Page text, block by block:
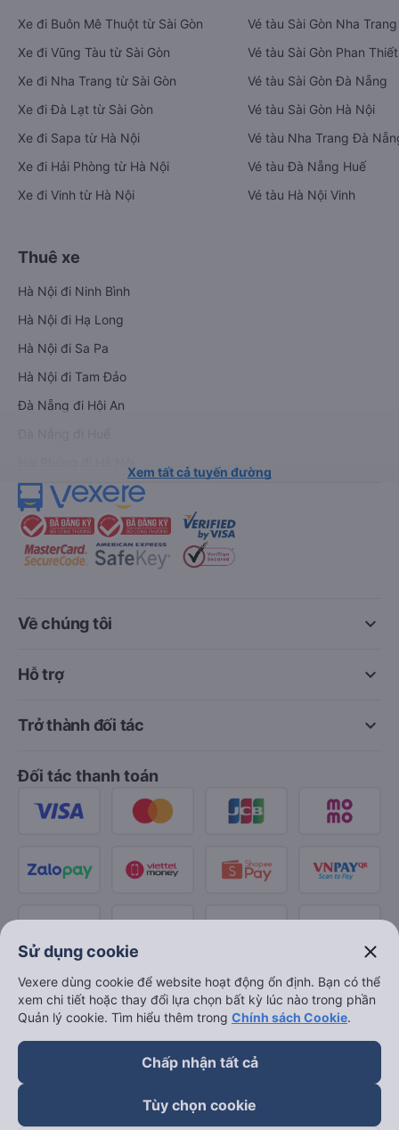
Xe đi Buôn Mê Thuột từ Sài Gòn
Xe đi Vũng Tàu từ Sài Gòn
Xe đi Nha Trang từ Sài Gòn
Xe đi Đà Lạt từ Sài Gòn
Xe đi Sapa từ Hà Nội
Xe đi Hải Phòng từ Hà Nội
Xe đi Vinh từ Hà Nội
Vé tàu Sài Gòn Nha Trang
Vé tàu Sài Gòn Phan Thiết
Vé tàu Sài Gòn Đà Nẵng
Vé tàu Sài Gòn Hà Nội
Vé tàu Nha Trang Đà
Vé tàu Đà Nẵng Huế
Vé tàu Hà Nội Vinh
Thuê xe
Hà Nội đi Ninh Bình
Hà Nội đi Hạ Long
Hà Nội đi Sa Pa
Hà Nội đi Tam Đảo
Đà Nẵng đi Hội An
Xem tất cả tuyến đường
keyboard_arrow_down
Về chúng tôi
keyboard_arrow_down
Hỗ trợ
keyboard_arrow_down
Trở thành đối tác
Đối tác thanh toán
Sử dụng cookie close
Vexere dùng cookie để website hoạt động ổn định. Bạn có thể
xem chi tiết hoặc thay đổi lựa chọn bất kỳ lúc nào trong phần
Quản lý cookie. Tìm hiểu thêm trong Chính sách Cookie.
Chấp nhận tất cả
Tùy chọn cookie